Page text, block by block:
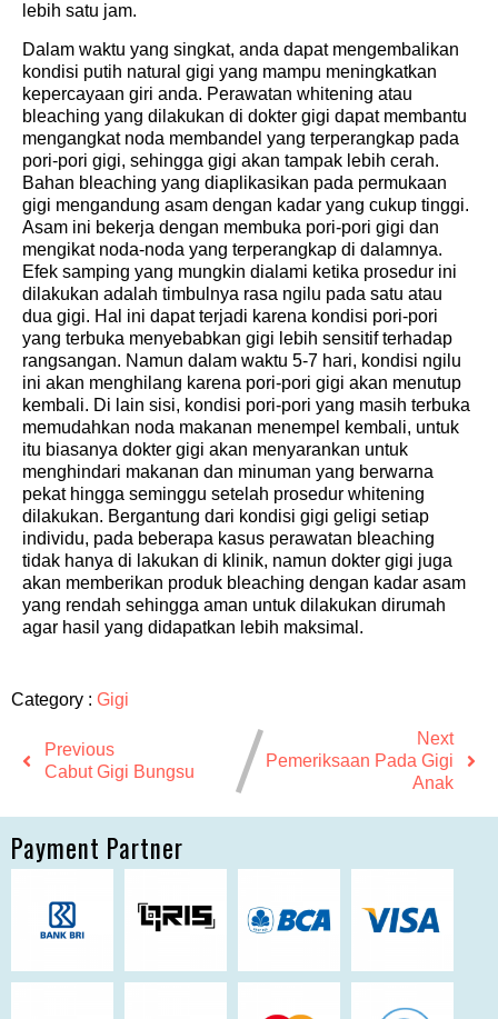
lebih satu jam.
Dalam waktu yang singkat, anda dapat mengembalikan
kondisi putih natural gigi yang mampu meningkatkan
kepercayaan giri anda. Perawatan whitening atau
bleaching yang dilakukan di dokter gigi dapat membantu
mengangkat noda membandel yang terperangkap pada
pori-pori gigi, sehingga gigi akan tampak lebih cerah.
Bahan bleaching yang diaplikasikan pada permukaan
gigi mengandung asam dengan kadar yang cukup tinggi.
Asam ini bekerja dengan membuka pori-pori gigi dan
mengikat noda-noda yang terperangkap di dalamnya.
Efek samping yang mungkin dialami ketika prosedur ini
dilakukan adalah timbulnya rasa ngilu pada satu atau
dua gigi. Hal ini dapat terjadi karena kondisi pori-pori
yang terbuka menyebabkan gigi lebih sensitif terhadap
rangsangan. Namun dalam waktu 5-7 hari, kondisi ngilu
ini akan menghilang karena pori-pori gigi akan menutup
kembali. Di lain sisi, kondisi pori-pori yang masih terbuka
memudahkan noda makanan menempel kembali, untuk
itu biasanya dokter gigi akan menyarankan untuk
menghindari makanan dan minuman yang berwarna
pekat hingga seminggu setelah prosedur whitening
dilakukan. Bergantung dari kondisi gigi geligi setiap
individu, pada beberapa kasus perawatan bleaching
tidak hanya di lakukan di klinik, namun dokter gigi juga
akan memberikan produk bleaching dengan kadar asam
yang rendah sehingga aman untuk dilakukan dirumah
agar hasil yang didapatkan lebih maksimal.
Category : Gigi
Previous
Cabut Gigi Bungsu
Next
Pemeriksaan Pada Gigi
Anak
Payment Partner